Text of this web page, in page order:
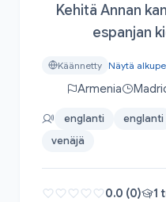
Kehitä Annan
espanjan
Käännetty Näytä
Armenia
englanti englanti
venäjä
0.0 (0)
1